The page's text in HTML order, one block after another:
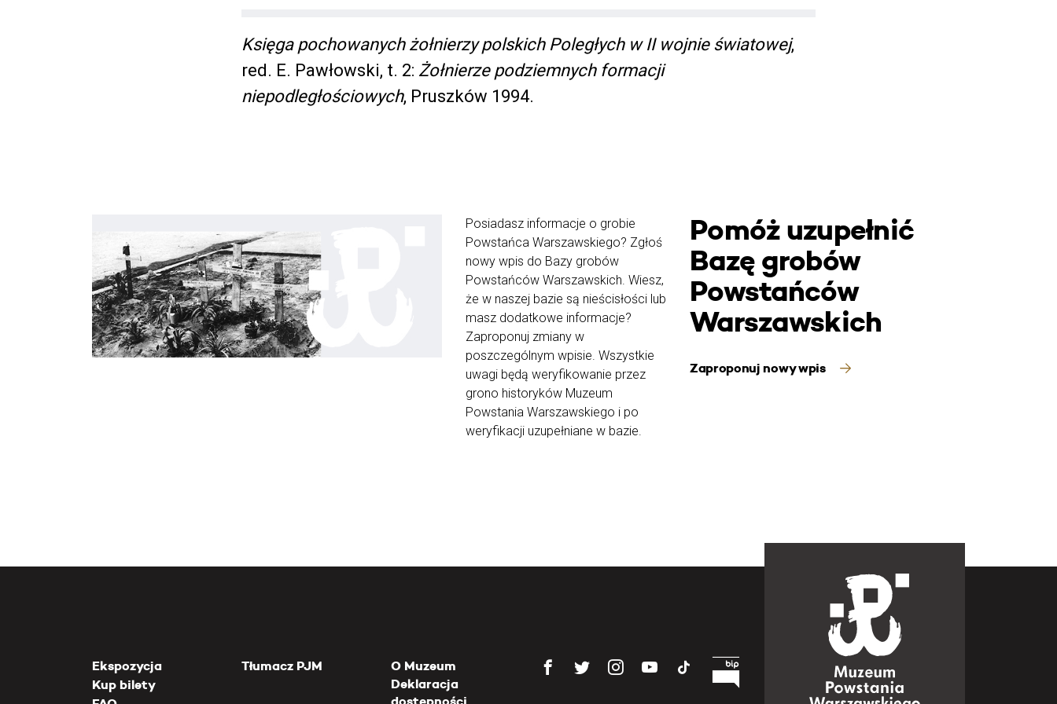
Księga pochowanych żołnierzy polskich Poległych w II wojnie światowej,
red. E. Pawłowski, t. 2: Żołnierze podziemnych formacji
niepodległościowych, Pruszków 1994.
Posiadasz informacje o grobie
Powstańca Warszawskiego? Zgłoś
nowy wpis do Bazy grobów
Powstańców Warszawskich. Wiesz,
że w naszej bazie są nieścisłości lub
masz dodatkowe informacje?
Zaproponuj zmiany w
poszczególnym wpisie. Wszystkie
uwagi będą weryfikowanie przez
grono historyków Muzeum
Powstania Warszawskiego i po
weryfikacji uzupełniane w bazie.
Pomóż uzupełnić
Bazę grobów
Powstańców
Warszawskich
Zaproponuj nowy wpis
Ekspozycja
Kup bilety
Tłumacz PJM
O Muzeum
Deklaracja